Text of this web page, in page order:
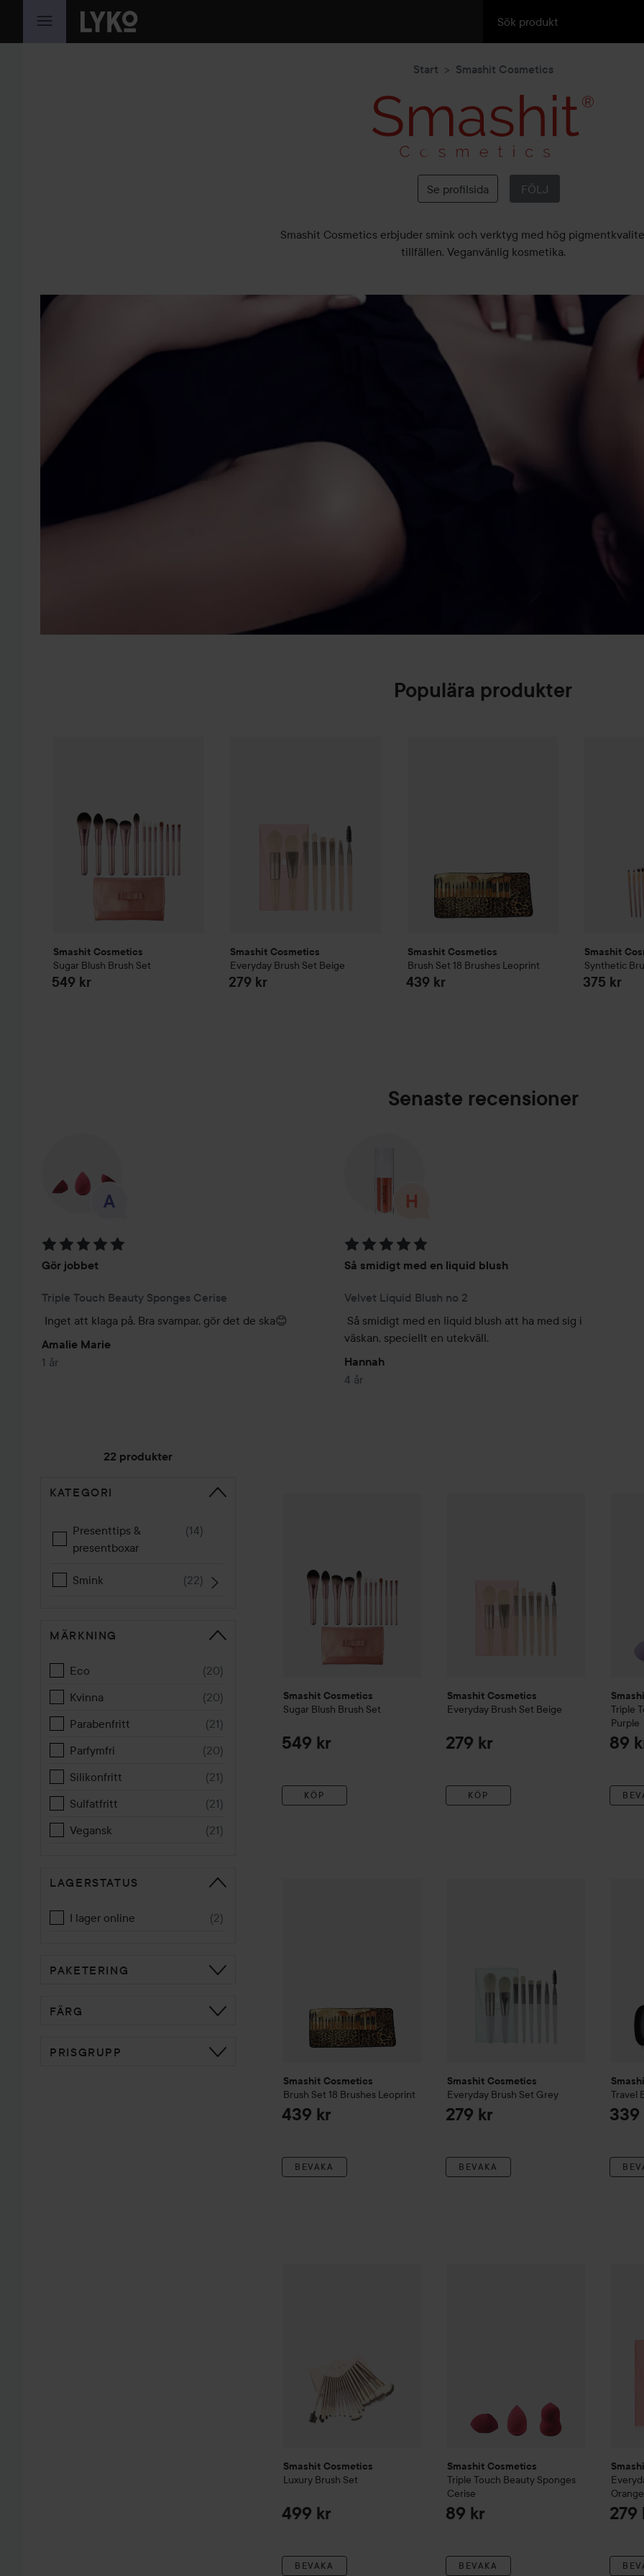
HOPPA TILL INNEHÅLLET
Start Smashit Cosmetics
Smashit
Cosmetics
Se profilsida FÖLJ
Smashit Cosmetics erbjuder smink och verktyg med hög
tillfällen. Veganvänlig kosmetika.
Populära produkter
Smashit Cosmetics
Sugar Blush Brush Set
549 kr
Smashit Cosmetics
Everyday Brush Set Beige
279 kr
Smashit Cosmetics
Brush Set 18 Brushes Leoprint
439 kr
Smashit
Synthetic
375 kr
Senaste recensioner
Betyg: 5 av 5
Gör jobbet
Triple Touch Beauty Sponges Cerise
Inget att klaga på. Bra svampar, gör det de ska😊
Amalie Marie
1 år
Betyg: 5 av 5
Så smidigt med en liquid blush
Velvet Liquid Blush no 2
Så smidigt med en liquid blush att ha med sig i
väskan, speciellt en utekväll.
Hannah
4 år
22 produkter
HOPPA TILL SORTERA
KATEGORI
Presenttips &
presentboxar
(14)
Smink (22)
MÄRKNING
Eco (20)
Kvinna
(20)
Parabenfritt
(21)
Parfymfri
(20)
Silikonfritt
(21)
Sulfatfritt
(21)
Vegansk
(21)
LAGERSTATUS
I lager online (2)
PAKETERING
FÄRG
PRISGRUPP
Smashit Cosmetics
Sugar Blush Brush Set
549 kr
KÖP
Smashit Cosmetics
Everyday Brush Set Beige
279 kr
KÖP
Triple
Purple
89
Smashit Cosmetics
Brush Set 18 Brushes Leoprint
439 kr
BEVAKA
Smashit Cosmetics
Everyday Brush Set Grey
279 kr
BEVAKA
Travel
339
Smashit Cosmetics
Luxury Brush Set
499 kr
BEVAKA
Smashit Cosmetics
Triple Touch Beauty Sponges
Cerise
89 kr
BEVAKA
Orange
279